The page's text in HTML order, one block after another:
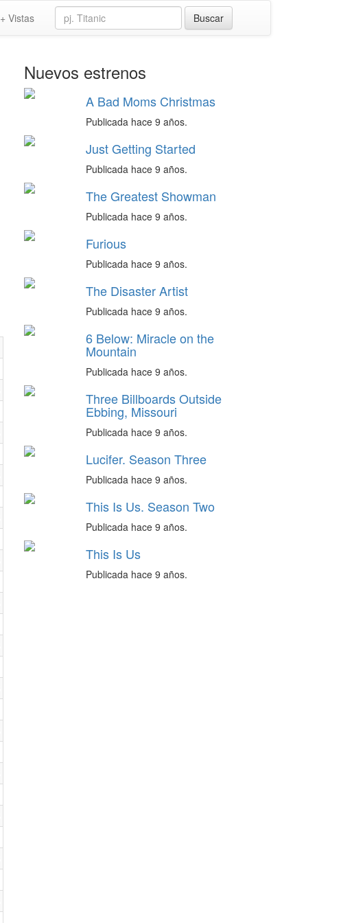
+ Vistas
Nuevos estrenos
A Bad Moms Christmas
Publicada hace 9 años.
Just Getting Started
Publicada hace 9 años.
The Greatest Showman
Publicada hace 9 años.
Furious
Publicada hace 9 años.
The Disaster Artist
Publicada hace 9 años.
6 Below: Miracle on the
Mountain
Publicada hace 9 años.
Three Billboards Outside
Ebbing, Missouri
Publicada hace 9 años.
Lucifer. Season Three
Publicada hace 9 años.
This Is Us. Season Two
Publicada hace 9 años.
This Is Us
Publicada hace 9 años.